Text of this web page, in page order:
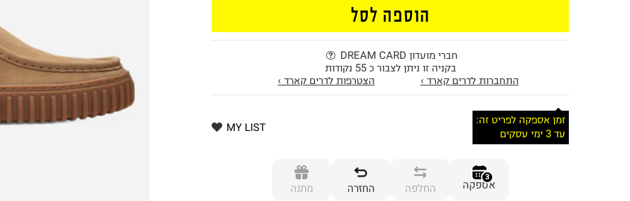
הוספה לסל
חברי מועדון DREAM CARD
בקניה זו ניתן לצבור כ 55 נקודות
התחברות לדרים קארד ›
הצטרפות לדרים קארד ›
זמן אספקה לפריט זה:
עד 3 ימי עסקים
MY LIST
3
אספקה החלפה החזרה מתנה